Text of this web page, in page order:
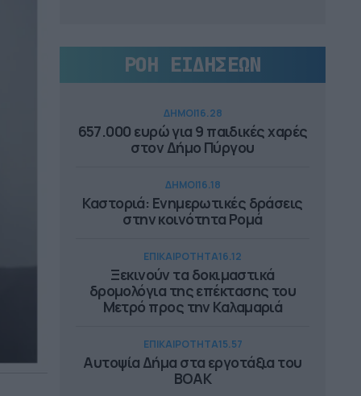
ΡΟΗ ΕΙΔΗΣΕΩΝ
ΔΗΜΟΙ16.28
657.000 ευρώ για 9 παιδικές χαρές
στον Δήμο Πύργου
ΔΗΜΟΙ16.18
Καστοριά: Ενημερωτικές δράσεις
στην κοινότητα Ρομά
ΕΠΙΚΑΙΡΟΤΗΤΑ16.12
Ξεκινούν τα δοκιμαστικά
δρομολόγια της επέκτασης του
Μετρό προς την Καλαμαριά
ΕΠΙΚΑΙΡΟΤΗΤΑ15.57
Αυτοψία Δήμα στα εργοτάξια του
ΒΟΑΚ